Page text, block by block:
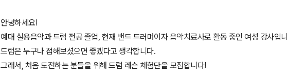
안녕하세요!
예대 실용음악과 드럼 전공 졸업, 현재 밴드 드러머이자 음악치료사로 활동 중인 여성 강사입
드럼은 누구나 접해보셨으면 좋겠다고 생각합니다.
그래서, 처음 도전하는 분들을 위해 드럼 레슨 체험단을 모집합니다!